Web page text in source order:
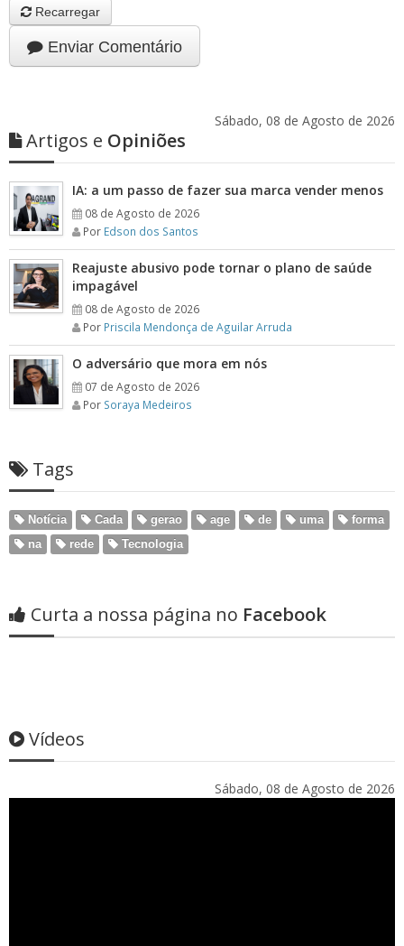
Recarregar
Enviar Comentário
Sábado, 08 de Agosto de 2026
Artigos e Opiniões
IA: a um passo de fazer sua marca vender menos
08 de Agosto de 2026
Por Edson dos Santos
Reajuste abusivo pode tornar o plano de saúde
impagável
08 de Agosto de 2026
Por Priscila Mendonça de Aguilar Arruda
O adversário que mora em nós
07 de Agosto de 2026
Por Soraya Medeiros
Tags
Notícia Cada gerao age de uma
forma
na
rede Tecnologia
Curta a nossa página no Facebook
Vídeos
Sábado, 08 de Agosto de 2026